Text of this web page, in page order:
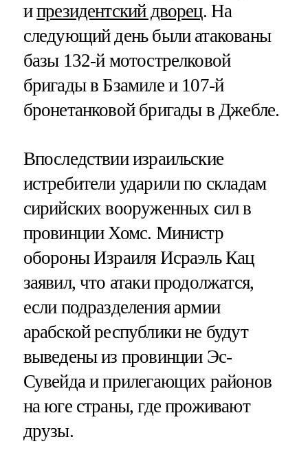
ипрезидентский дворец. На
следующий день были атакованы
базы 132-й мотострелковой
бригады в Бзамиле и 107-й
бронетанковой бригады в Джебле.
Впоследствии израильские
истребители ударили по складам
сирийских вооруженных сил в
провинции Хомс. Министр
обороны Израиля Исраэль Кац
заявил, что атаки продолжатся,
если подразделения армии
арабской республики не будут
выведены из провинции Эс-
Сувейда и прилегающих районов
на юге страны, где проживают
друзы.